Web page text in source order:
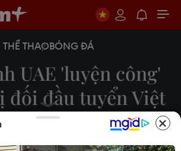
THỂ THAOBÓNG ĐÁ
UAE 'luyện công'
đối đầu tuyển Việt
Nam